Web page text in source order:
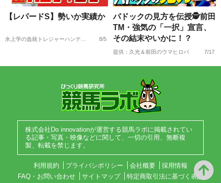
【レパードS】勢いか実績か
8/5
パドックの見方を伝授🕵前田
TM・強気の「一択」宣言、
その結末やいかに！？
提供：久光＆前田のウマヒロバ 7/17
株式会社Do innovationが運営する競馬ラボに掲載されてい
る記事・写真・映像などに関して、一切の引用、無断複
製、転載を禁じます。
利用規約 プライバシポリシー 会社概要
採用情報
FAQ・お問い合わせ
サイトマップ 特定商取引法に基づく表記